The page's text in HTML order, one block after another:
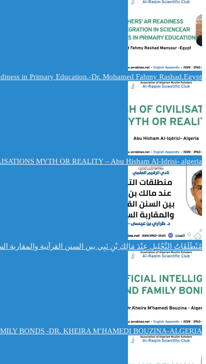
in Primary Education.-Dr. Mohamed Fahmy Rashad.Egypt.
MYTH OR REALITY – Abu Hisham Al-Idrisi- algeria
مُنْطَلَقَاتُ التَّحْلِيلِ عِنْدَ مَالِكِ بْنِ نَبِي بين السنن القرآنية والمقاربة
BONDS -DR. KHEIRA M’HAMEDI BOUZINA-ALGERIA-